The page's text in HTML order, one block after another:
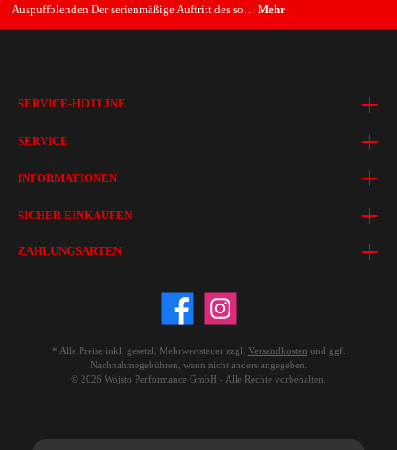
Auspuffblenden Der serienmäßige Auftritt des so… Mehr
SERVICE-HOTLINE
SERVICE
INFORMATIONEN
SICHER EINKAUFEN
ZAHLUNGSARTEN
* Alle Preise inkl. gesetzl. Mehrwertsteuer zzgl. Versandkosten und ggf.
Nachnahmegebühren, wenn nicht anders angegeben.
© 2026 Wojsto Performance GmbH - Alle Rechte vorbehalten.